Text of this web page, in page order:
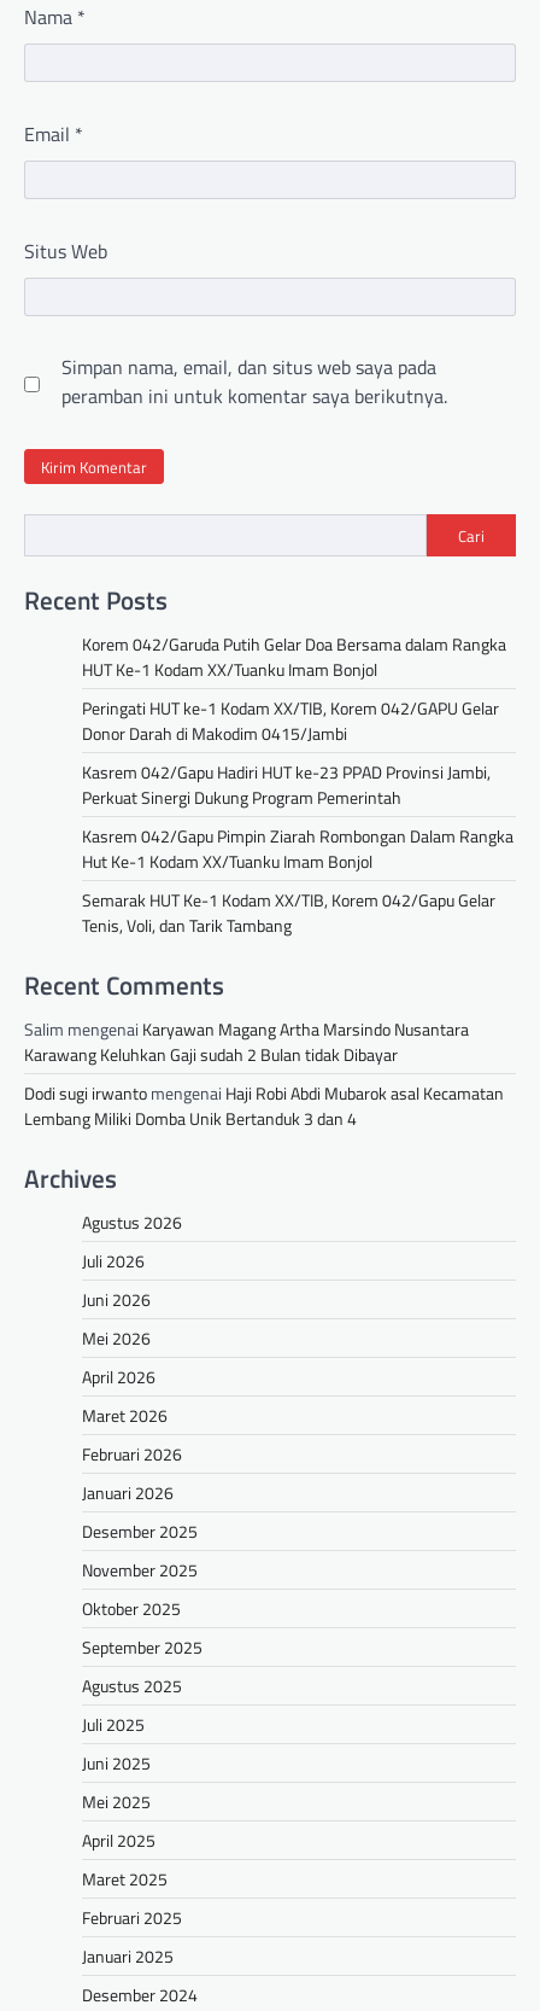
Nama *
Email *
Situs Web
Simpan nama, email, dan situs web saya pada
peramban ini untuk komentar saya berikutnya.
Cari
Recent Posts
Korem 042/Garuda Putih Gelar Doa Bersama dalam Rangka
HUT Ke-1 Kodam XX/Tuanku Imam Bonjol
Peringati HUT ke-1 Kodam XX/TIB, Korem 042/GAPU Gelar
Donor Darah di Makodim 0415/Jambi
Kasrem 042/Gapu Hadiri HUT ke-23 PPAD Provinsi Jambi,
Perkuat Sinergi Dukung Program Pemerintah
Kasrem 042/Gapu Pimpin Ziarah Rombongan Dalam Rangka
Hut Ke-1 Kodam XX/Tuanku Imam Bonjol
Semarak HUT Ke-1 Kodam XX/TIB, Korem 042/Gapu Gelar
Tenis, Voli, dan Tarik Tambang
Recent Comments
Salim mengenai Karyawan Magang Artha Marsindo Nusantara
Karawang Keluhkan Gaji sudah 2 Bulan tidak Dibayar
Dodi sugi irwantomengenai Haji Robi Abdi Mubarok asal Kecamatan
Lembang Miliki Domba Unik Bertanduk 3 dan 4
Archives
Agustus 2026
Juli 2026
Juni 2026
Mei 2026
April 2026
Maret 2026
Februari 2026
Januari 2026
Desember 2025
November 2025
Oktober 2025
September 2025
Agustus 2025
Juli 2025
Juni 2025
Mei 2025
April 2025
Maret 2025
Februari 2025
Januari 2025
Desember 2024